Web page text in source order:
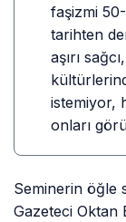
faşizmi
tarihten
aşırı
istemiyor,
onları
Seminerin öğle
Gazeteci Oktan